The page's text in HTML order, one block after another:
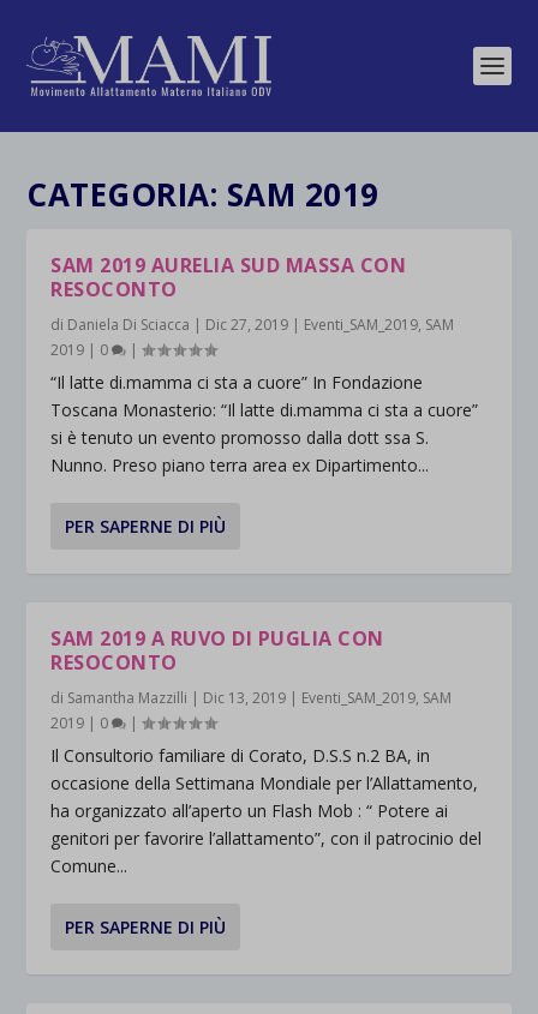
CATEGORIA: SAM 2019
SAM 2019 AURELIA SUD MASSA CON
RESOCONTO
di Daniela Di Sciacca | Dic 27, 2019 | Eventi_SAM_2019, SAM
2019 | 0 |
“Il latte di.mamma ci sta a cuore” In Fondazione
Toscana Monasterio: “Il latte di.mamma ci sta a cuore”
si è tenuto un evento promosso dalla dott ssa S.
Nunno. Preso piano terra area ex Dipartimento...
PER SAPERNE DI PIÙ
SAM 2019 A RUVO DI PUGLIA CON
RESOCONTO
di Samantha Mazzilli | Dic 13, 2019 | Eventi_SAM_2019, SAM
2019 | 0 |
Il Consultorio familiare di Corato, D.S.S n.2 BA, in
occasione della Settimana Mondiale per l’Allattamento,
ha organizzato all’aperto un Flash Mob : “ Potere ai
genitori per favorire l’allattamento”, con il patrocinio del
Comune...
PER SAPERNE DI PIÙ